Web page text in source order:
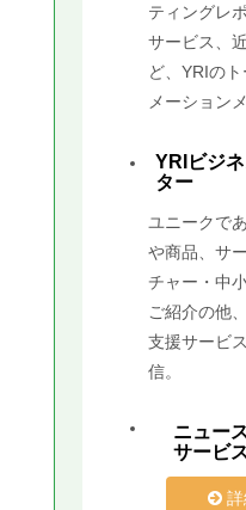
ティングレ
サービス、
ど、YRIの
メーション
YRIビジ
ター
ユニークで
や商品、サ
チャー・中
ご紹介の他
支援サービ
信。
ニュー
サービ
詳